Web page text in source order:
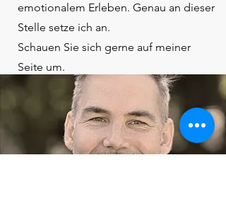
emotionalem Erleben. Genau an dieser
Stelle setze ich an.
Schauen Sie sich gerne auf meiner
Seite um.